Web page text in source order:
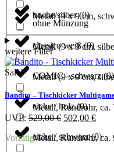
Metall (9 x 9 cm,
Metall (9 x 9 cm,
Metall (9 x 9 cm,
Metall, Rundrohr, ca.
Metall, Rundrohr, ca.
buche/silber(0)
classico weiß(0)
COMIC - schwarz(0)
eiche / holz(0)
eiche / schwarz(0)
ohne Münzung
weitere Filter
Sale!
Bandito – Tischkicker
UVP: 529,00€ Ursprünglicher
war:
502,00 €
ist:
Vorrätig